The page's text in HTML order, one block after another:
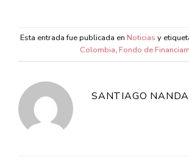
Esta entrada fue publicada en Noticias y
Colombia, Fondo de
SANTIAGO